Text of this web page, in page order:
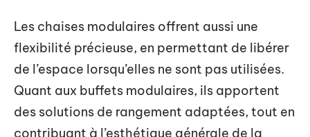
Les chaises modulaires offrent aussi une
flexibilité précieuse, en permettant de libérer
de l’espace lorsqu’elles ne sont pas utilisées.
Quant aux buffets modulaires, ils apportent
des solutions de rangement adaptées, tout en
contribuant à l’esthétique générale de la